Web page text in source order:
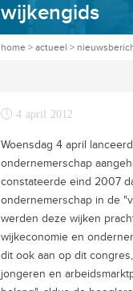
wijkengids
home > actueel >
4 april 2012
Woensdag 4 april
ondernemerschap
constateerde eind 2007
ondernemerschap in de
werden deze wijken
wijkeconomie en
dit ook aan op dit
jongeren en